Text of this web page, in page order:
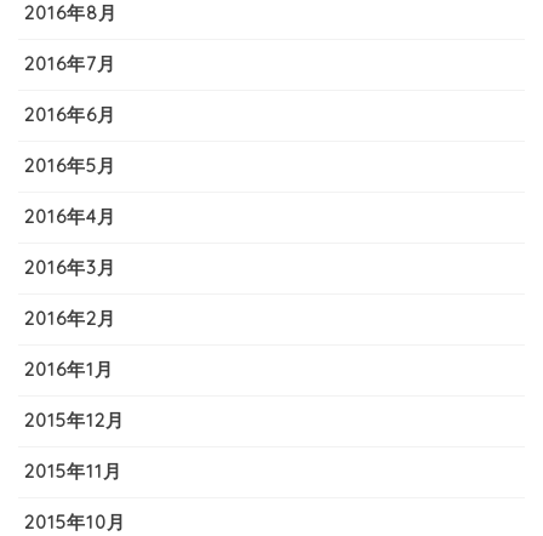
2016年8月
2016年7月
2016年6月
2016年5月
2016年4月
2016年3月
2016年2月
2016年1月
2015年12月
2015年11月
2015年10月